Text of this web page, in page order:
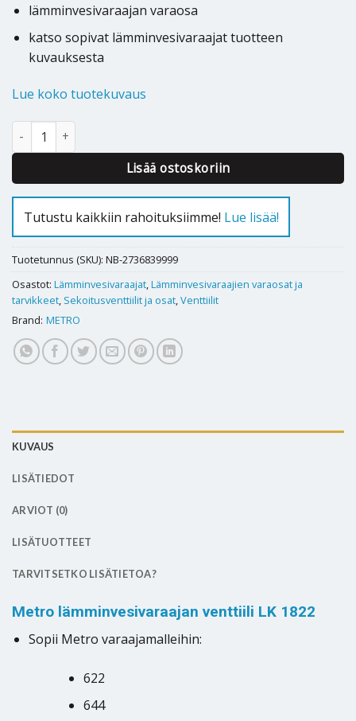
lämminvesivaraajan varaosa
katso sopivat lämminvesivaraajat tuotteen
kuvauksesta
Lue koko tuotekuvaus
Metro varaajan venttiili LK 1822 - 2736839999 määrä
Lisää ostoskoriin
Tutustu kaikkiin rahoituksiimme! Lue lisää!
Tuotetunnus (SKU): NB-2736839999
Osastot: Lämminvesivaraajat,Lämminvesivaraajien varaosat ja
tarvikkeet, Sekoitusventtiilit ja osat,Venttiilit
Brand: METRO
KUVAUS
LISÄTIEDOT
ARVIOT (0)
LISÄTUOTTEET
TARVITSETKO LISÄTIETOA?
Metro lämminvesivaraajan venttiili LK 1822
Sopii Metro varaajamalleihin:
622
644